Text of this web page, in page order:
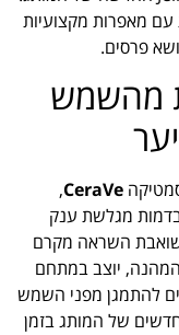
עם מאפרות מקצועיות
פרסים.
מהשמש
CeraVe
,
מגלשת ענק
השראה מקרם
יוצב במתחם
להתמגן מפני השמש
של המותג בזמן